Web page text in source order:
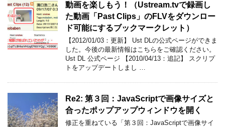
動画を楽しもう！（Ustream.tvで録画し
た動画「Past Clips」のFLVをダウンロー
ド可能にするブックマークレット）
【2012/01/03：更新】 Ust DLの公式ページができま
した。今後の最新情報はこちらをご確認ください。
Ust DL 公式ページ 【2010/04/13：追記】 スクリプ
トをアップデートしまし …
Re2: 第３回：JavaScriptで画像サイズと
合ったポップアップウィンドウを開く
修正を重ねている「第３回：JavaScriptで画像サイ